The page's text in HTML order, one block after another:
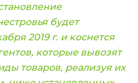
будет
2019 г. и коснется
которые вывозят
товаров, реализуя их